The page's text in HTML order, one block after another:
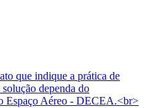
que indique a prática de
dependa do
Espaço Aéreo - DECEA.<br>